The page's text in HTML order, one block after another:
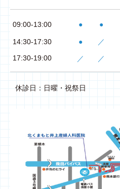
09:00-13:00 ● ●
14:30-17:30 ● ／
17:30-19:00
／ ／
休診日：日曜・祝祭日